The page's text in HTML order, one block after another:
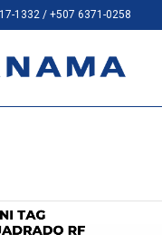
1332 / +507 6371-0258